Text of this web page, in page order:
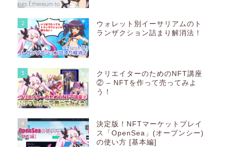
2
ウォレット別イーサリアムのト
ランザクション詰まり解消法！
3
クリエイターのためのNFT講座
② – NFTを作って売ってみよ
う！
4
決定版！NFTマーケットプレイ
ス「OpenSea」(オープンシー)
の使い方 [基本編]